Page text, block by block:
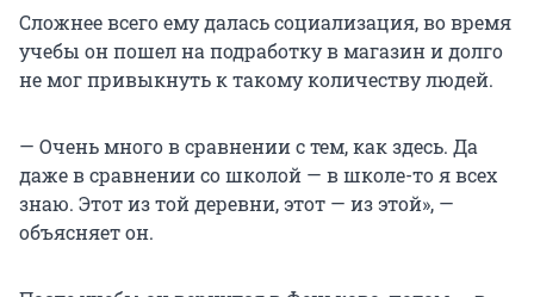
Сложнее всего ему далась социализация, во время
учебы он пошел на подработку в магазин и долго
не мог привыкнуть к такому количеству людей.
— Очень много в сравнении с тем, как здесь. Да
даже в сравнении со школой — в школе-то я всех
знаю. Этот из той деревни, этот — из этой», —
объясняет он.